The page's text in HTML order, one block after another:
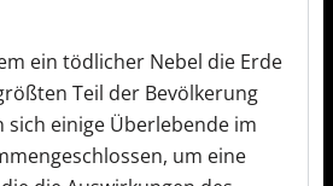
ein tödlicher Nebel die Erde
Teil der Bevölkerung
einige Überlebende im
um eine